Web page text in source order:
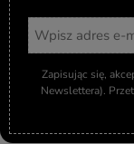
Zapisując się,
Newslettera).